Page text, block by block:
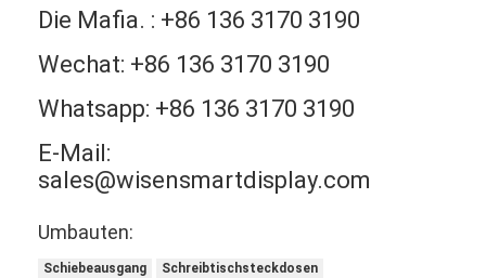
Die Mafia. : +86 136 3170 3190
Wechat: +86 136 3170 3190
Whatsapp: +86 136 3170 3190
E-Mail:
sales@wisensmartdisplay.com
Umbauten:
Schiebeausgang
Schreibtischsteckdosen